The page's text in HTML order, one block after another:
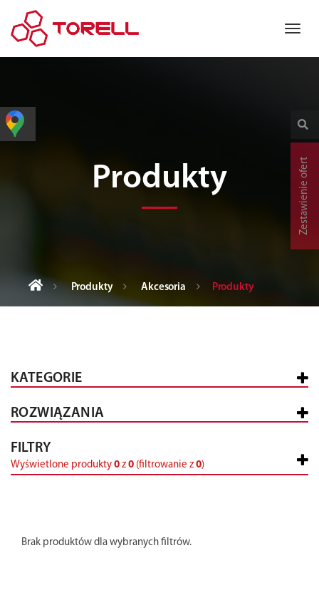
Produkty
Produkty Akcesoria Produkty
KATEGORIE
ROZWIĄZANIA
FILTRY
Wyświetlone produkty 0 z0 (filtrowanie z0)
Brak produktów dla wybranych filtrów.
Zestawienie ofert